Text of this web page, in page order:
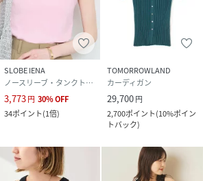
SLOBE IENA
ノースリーブ・タンクトップ
3,773円 30%OFF
34ポイント(1倍)
TOMORROWLAND
カーディガン
29,700円
2,700ポイント(10%ポイン
トバック)